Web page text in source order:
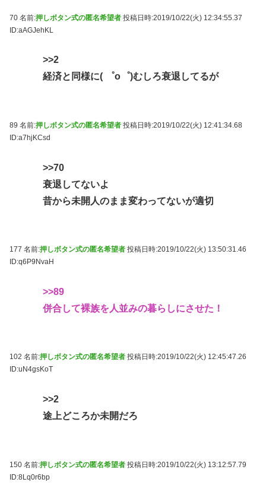
70 名前:押しボタン式の匿名希望者 投稿日時:2019/10/22(火) 12:34:55.37
ID:aAGJehKL
>>2
経済と同様に( ゜o゜)むしろ衰退してるが
89 名前:押しボタン式の匿名希望者 投稿日時:2019/10/22(火) 12:41:34.68
ID:a7hjKCsd
>>70
衰退してないよ
昔から未開人のまま変わってないが適切
177 名前:押しボタン式の匿名希望者 投稿日時:2019/10/22(火) 13:50:31.46
ID:q6P9NvaH
>>89
併合して裸族を人並みの暮らしにさせた！
102 名前:押しボタン式の匿名希望者 投稿日時:2019/10/22(火) 12:45:47.26
ID:uN4gsKoT
>>2
途上どころか未開だろ
150 名前:押しボタン式の匿名希望者 投稿日時:2019/10/22(火) 13:12:57.79
ID:8Lq0r6bp